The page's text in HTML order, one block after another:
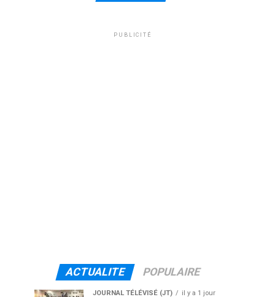
PUBLICITÉ
ACTUALITE POPULAIRE
JOURNAL TÉLÉVISÉ (JT) il y a 1 jour